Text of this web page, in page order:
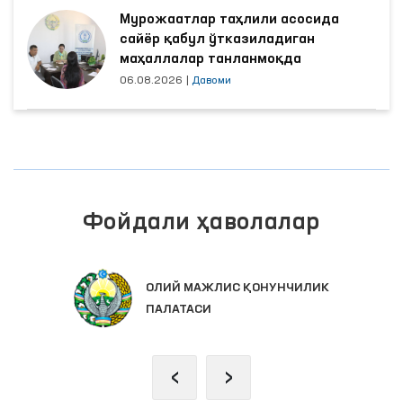
Мурожаатлар таҳлили асосида
сайёр қабул ўтказиладиган
маҳаллалар танланмоқда
06.08.2026 Давоми
Фойдали ҳаволалар
ОЛИЙ МАЖЛИС ҚОНУНЧИЛИК
ПАЛАТАСИ
‹ ›